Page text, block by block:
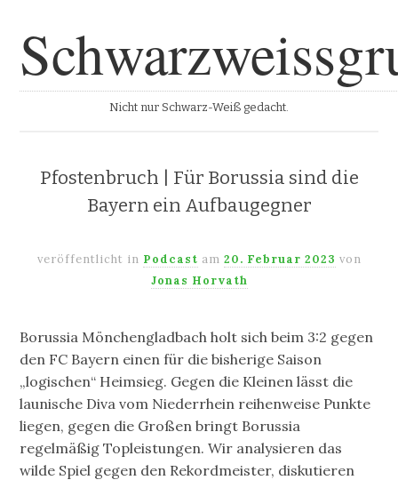
Nicht nur Schwarz-Weiß gedacht.
Pfostenbruch | Für Borussia sind die
Bayern ein Aufbaugegner
veröffentlicht in Podcast am 20. Februar 2023 von
Jonas Horvath
Borussia Mönchengladbach holt sich beim 3:2 gegen
den FC Bayern einen für die bisherige Saison
„logischen“ Heimsieg. Gegen die Kleinen lässt die
launische Diva vom Niederrhein reihenweise Punkte
liegen, gegen die Großen bringt Borussia
regelmäßig Topleistungen. Wir analysieren das
wilde Spiel gegen den Rekordmeister, diskutieren